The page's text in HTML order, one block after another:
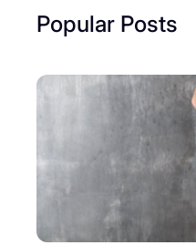
Popular Posts